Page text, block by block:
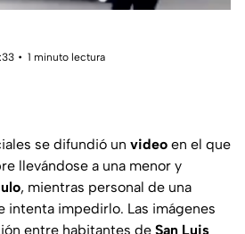
1 minuto lectura
se difundió un video en el que
llevándose a una menor y
, mientras personal de una
intenta impedirlo. Las imágenes
entre habitantes de San Luis